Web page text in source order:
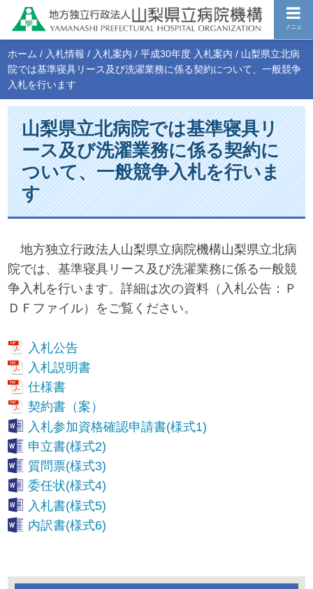
メニュ
ホーム / 入札情報 / 入札案内 /平成30年度 入札案内 / 山梨県立北病
院では基準寝具リース及び洗濯業務に係る契約について、一般競争
入札を行います
山梨県立北病院では基準寝具リ
ース及び洗濯業務に係る契約に
ついて、一般競争入札を行いま
す
地方独立行政法人山梨県立病院機構山梨県立北病
院では、基準寝具リース及び洗濯業務に係る一般競
争入札を行います。詳細は次の資料（入札公告：Ｐ
ＤＦファイル）をご覧ください。
入札公告
入札説明書
仕様書
契約書（案）
入札参加資格確認申請書(様式1)
申立書(様式2)
質問票(様式3)
委任状(様式4)
入札書(様式5)
内訳書(様式6)